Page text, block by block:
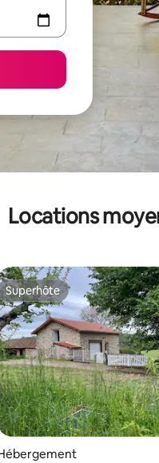
Locations
sur la base de 7
Superhôte
Superhôte